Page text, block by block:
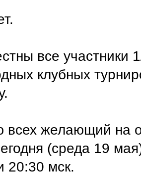
все участники
клубных
всех желающий на
(среда 19
20:30 мск.